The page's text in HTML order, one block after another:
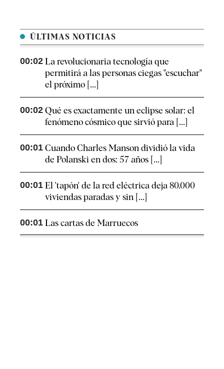
ÚLTIMAS NOTICIAS
00:02 La revolucionaria tecnología que
permitirá a las personas ciegas "escuchar"
el próximo [...]
00:02 Qué es exactamente un eclipse solar: el
fenómeno cósmico que sirvió para [...]
00:01 Cuando Charles Manson dividió la vida
de Polanski en dos: 57 años [...]
00:01 El 'tapón' de la red eléctrica deja 80.000
viviendas paradas y sin [...]
00:01 Las cartas de Marruecos